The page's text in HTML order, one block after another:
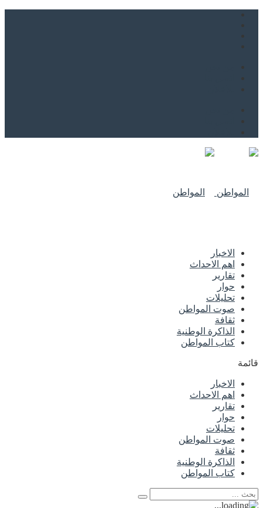
الاخبار
اهم الاحداث
تقارير
حوار
تحليلات
صوت المواطن
ثقافة
الذاكرة الوطنية
كتاب المواطن
قائمة
الاخبار
اهم الاحداث
تقارير
حوار
تحليلات
صوت المواطن
ثقافة
الذاكرة الوطنية
كتاب المواطن